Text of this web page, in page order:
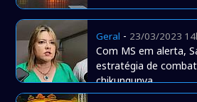
Geral - 23/03/2023
Com MS em alerta,
estratégia de
chikungunya